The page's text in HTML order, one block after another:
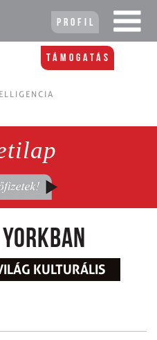
Profil
Támogatás
KULTURÁLIS